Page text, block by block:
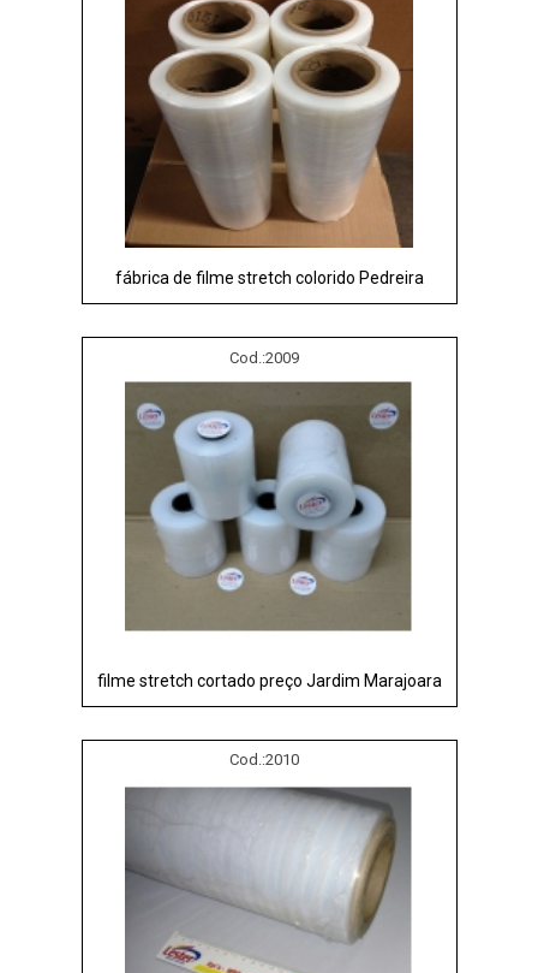
fábrica de filme stretch colorido Pedreira
Cod.:2009
filme stretch cortado preço Jardim Marajoara
Cod.:2010